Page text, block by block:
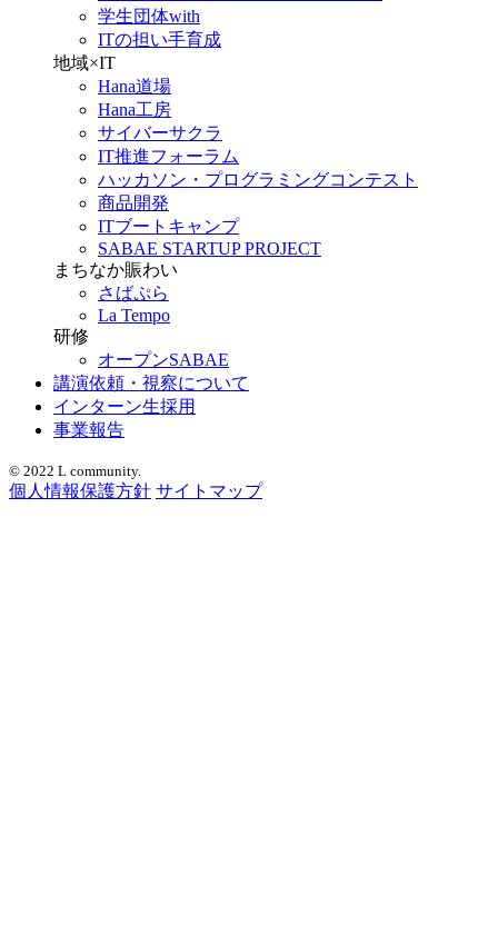
学生団体with
ITの担い手育成
地域×IT
Hana道場
Hana工房
サイバーサクラ
IT推進フォーラム
ハッカソン・プログラミングコンテスト
商品開発
ITブートキャンプ
SABAE STARTUP PROJECT
まちなか賑わい
さばぷら
La Tempo
研修
オープンSABAE
講演依頼・視察について
インターン生採用
事業報告
© 2022 L community.
個人情報保護方針 サイトマップ